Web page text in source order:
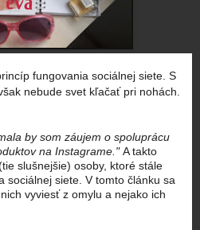
fungovania sociálnej siete. S
nebude svet kľačať pri nohách.
by som záujem o spoluprácu
na Instagrame."A takto
slušnejšie) osoby, ktoré stále
sociálnej siete. V tomto článku sa
vyviesť z omylu a nejako ich